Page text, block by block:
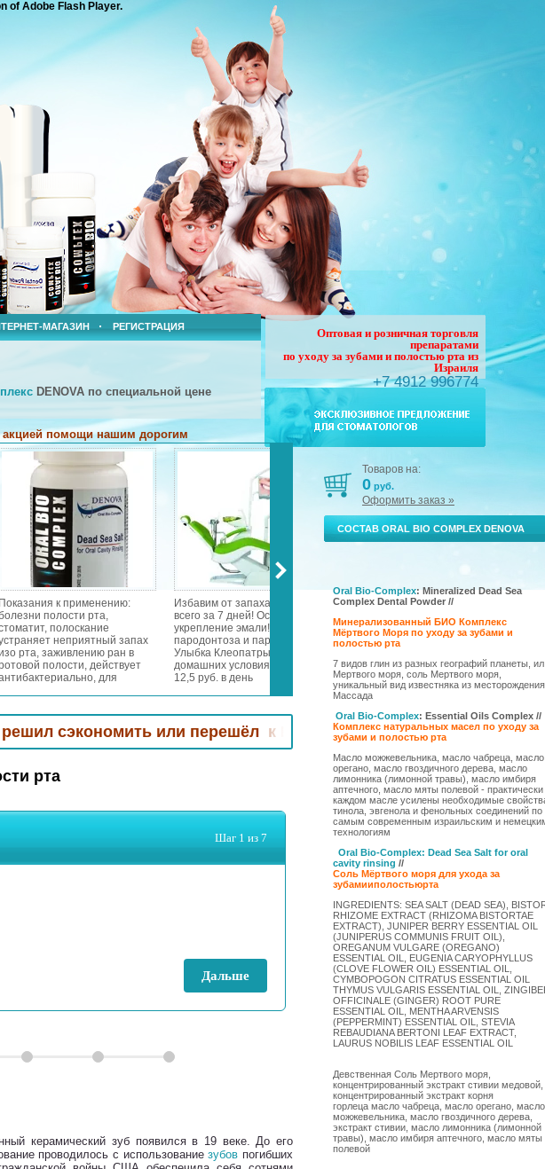
of Adobe Flash Player.
МАГАЗИН РЕГИСТРАЦИЯ
DENOVA поспециальной цене
акцией помощи нашим дорогим
Оптовая и розничная торговля
препаратами
по уходу за зубами и полостью рта из
Израиля
+7 4912 996774
Показания к применению:
полости рта,
полоскание
неприятный запах
рта, заживлению ран в
полости, действует
для
зубов,
пародонтозе и кандидозе, при
аденоидах, ангинах, острых
воспалительные
заболеваниях,
Избавим от запаха изо рта
всего за 7 дней! Осветление и
укрепление эмали! Лечение
пародонтоза и пародонтита!
Улыбка Клеопатры в
домашних условиях всего за
12,5 руб. в день
Эксклюзивное предложение
для стоматологов!
Специальные цены и подарки!
Мы возвращаем к Вам
уйти к Вашим конкурентам.
или перешёл к Вашим конкурентам! Звоните - +7 4912
рта
керамический зуб появился в 19 веке. До его
проводилось с использованиезубов погибших
Товаров на:
0 руб.
Оформить заказ »
СОСТАВ ORAL BIO COMPLEX DENOVA
Oral Bio-Complex: Mineralized Dead Sea
Complex Dental Powder //
Минерализованный БИО Комплекс
Мёртвого Моря по уходу за зубами и
полостью рта
7 видов глин из разных географий планеты, ил
Мертвого моря, соль Мертвого моря,
уникальный вид известняка из месторождения
Массада
Oral Bio-Complex: Essential Oils Complex //
Комплекс натуральных масел по уходу за
зубами и полостью рта
Масло можжевельника, масло чабреца, масло
орегано, масло гвоздичного дерева, масло
лимонника (лимонной травы), масло имбиря
аптечного, масло мяты полевой - практически
каждом масле усилены необходимые
тинола, эвгенола и фенольных соединений по
самым современным израильским и
технологиям
Oral Bio-Complex: Dead Sea Salt for oral
cavity rinsing //
Соль Мёртвого моря для ухода за
зубамииполостьюрта
INGREDIENTS: SEA SALT (DEAD SEA),
RHIZOME EXTRACT (RHIZOMA BISTORTAE
EXTRACT), JUNIPER BERRY ESSENTIAL OIL
(JUNIPERUS COMMUNIS FRUIT OIL),
OREGANUM VULGARE (OREGANO)
ESSENTIAL OIL, EUGENIA CARYOPHYLLUS
(CLOVE FLOWER OIL) ESSENTIAL OIL,
CYMBOPOGON CITRATUS ESSENTIAL OIL
THYMUS VULGARIS ESSENTIAL OIL,
OFFICINALE (GINGER) ROOT PURE
ESSENTIAL OIL, MENTHA ARVENSIS
(PEPPERMINT) ESSENTIAL OIL, STEVIA
REBAUDIANA BERTONI LEAF EXTRACT,
LAURUS NOBILIS LEAF ESSENTIAL OIL
Девственная Соль Мертвого моря,
концентрированный экстракт стивии медовой,
концентрированный экстракт корня
горлеца масло чабреца, масло орегано, масло
можжевельника, масло гвоздичного дерева,
экстракт стивии, масло лимонника (лимонной
травы), масло имбиря аптечного, масло мяты
полевой